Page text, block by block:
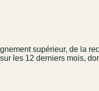
supérieur, de la
sur les 12 derniers mois,